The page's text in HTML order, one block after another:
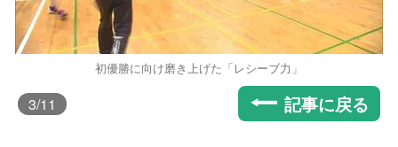
初優勝に向け磨き上げた「レシーブ力」
3/11 記事に戻る